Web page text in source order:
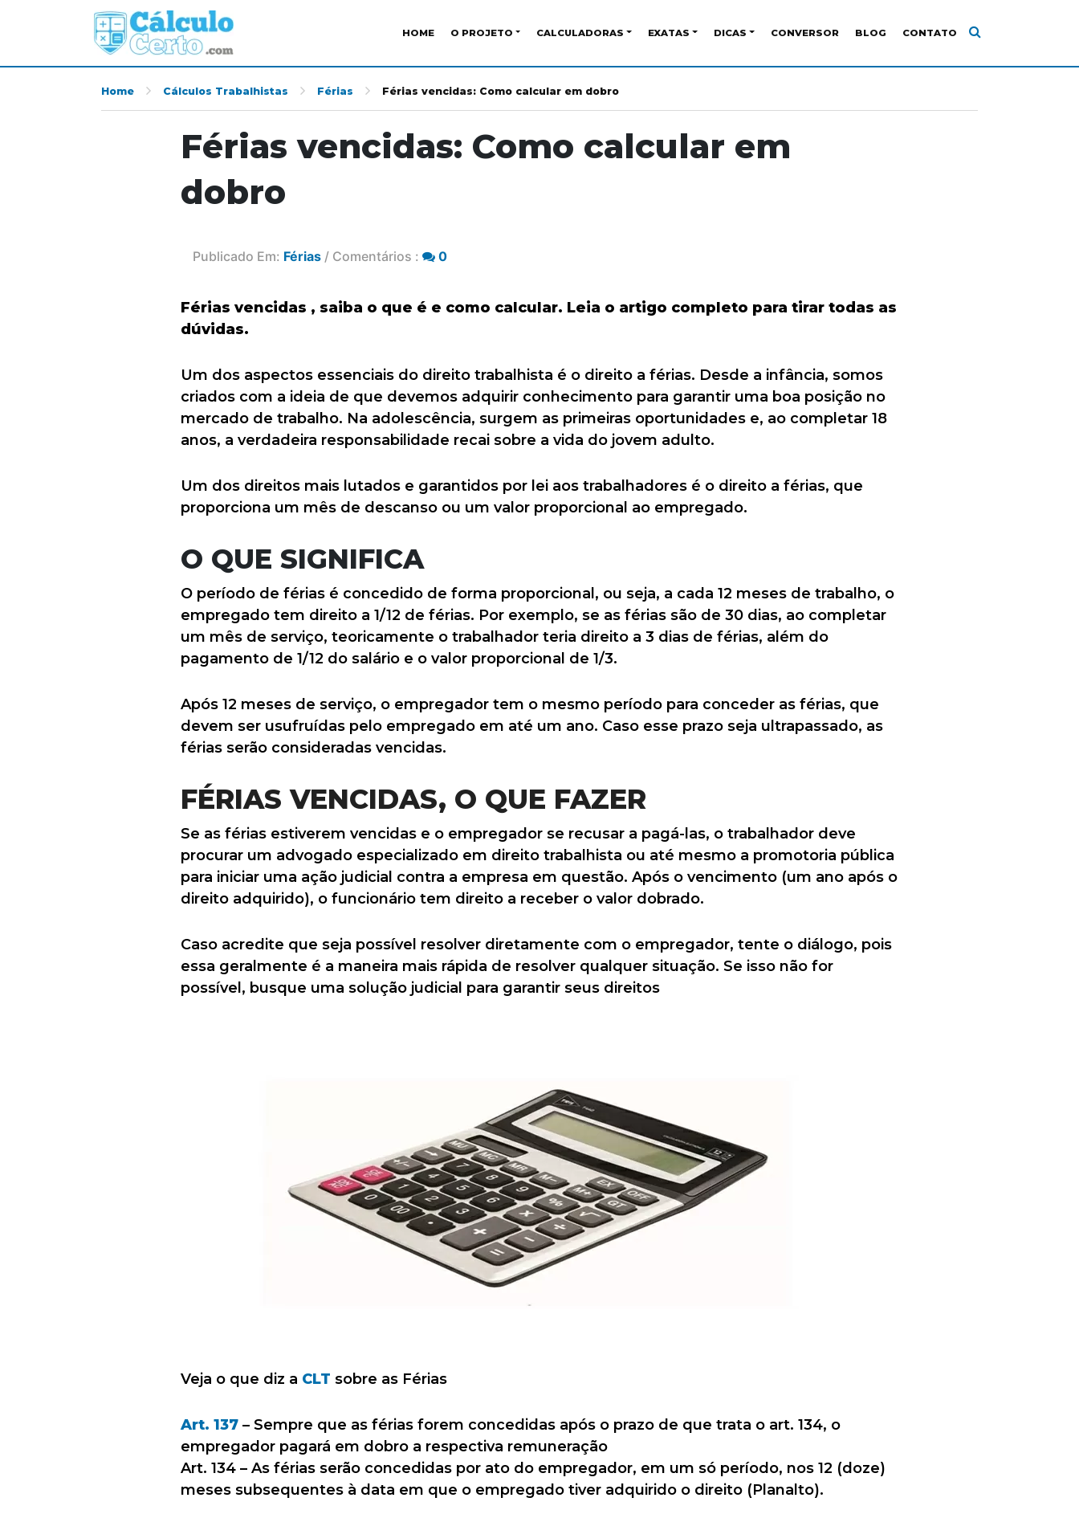
HOME O PROJETO CALCULADORAS EXATAS DICAS CONVERSOR BLOG CONTATO
Home Cálculos Trabalhistas Férias Férias vencidas: Como calcular em dobro
Férias vencidas: Como calcular em
dobro
Publicado Em: Férias / Comentários : 0
Férias vencidas , saiba o que é e como calcular. Leia o artigo completo para tirar todas as
dúvidas.
Um dos aspectos essenciais do direito trabalhista é o direito a férias. Desde a infância, somos
criados com a ideia de que devemos adquirir conhecimento para garantir uma boa posição no
mercado de trabalho. Na adolescência, surgem as primeiras oportunidades e, ao completar 18
anos, a verdadeira responsabilidade recai sobre a vida do jovem adulto.
Um dos direitos mais lutados e garantidos por lei aos trabalhadores é o direito a férias, que
proporciona um mês de descanso ou um valor proporcional ao empregado.
O QUE SIGNIFICA
O período de férias é concedido de forma proporcional, ou seja, a cada 12 meses de trabalho, o
empregado tem direito a 1/12 de férias. Por exemplo, se as férias são de 30 dias, ao completar
um mês de serviço, teoricamente o trabalhador teria direito a 3 dias de férias, além do
pagamento de 1/12 do salário e o valor proporcional de 1/3.
Após 12 meses de serviço, o empregador tem o mesmo período para conceder as férias, que
devem ser usufruídas pelo empregado em até um ano. Caso esse prazo seja ultrapassado, as
férias serão consideradas vencidas.
FÉRIAS VENCIDAS, O QUE FAZER
Se as férias estiverem vencidas e o empregador se recusar a pagá-las, o trabalhador deve
procurar um advogado especializado em direito trabalhista ou até mesmo a promotoria pública
para iniciar uma ação judicial contra a empresa em questão. Após o vencimento (um ano após o
direito adquirido), o funcionário tem direito a receber o valor dobrado.
Caso acredite que seja possível resolver diretamente com o empregador, tente o diálogo, pois
essa geralmente é a maneira mais rápida de resolver qualquer situação. Se isso não for
possível, busque uma solução judicial para garantir seus direitos
Veja o que diz a CLT sobre as Férias
Art. 137 – Sempre que as férias forem concedidas após o prazo de que trata o art. 134, o
empregador pagará em dobro a respectiva remuneração
Art. 134 – As férias serão concedidas por ato do empregador, em um só período, nos 12 (doze)
meses subsequentes à data em que o empregado tiver adquirido o direito (Planalto).